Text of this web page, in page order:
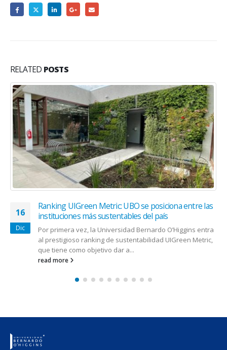
RELATED POSTS
16
Dic
Ranking UIGreen Metric: UBO se posiciona entre las
instituciones más sustentables del país
Por primera vez, la Universidad Bernardo O’Higgins entra
al prestigioso ranking de sustentabilidad UIGreen Metric,
que tiene como objetivo dar a...
read more